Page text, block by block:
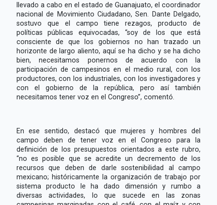
llevado a cabo en el estado de Guanajuato, el coordinador
nacional de Movimiento Ciudadano, Sen. Dante Delgado,
sostuvo que el campo tiene rezagos, producto de
políticas públicas equivocadas, “soy de los que está
consciente de que los gobiernos no han trazado un
horizonte de largo aliento, aquí se ha dicho y se ha dicho
bien, necesitamos ponernos de acuerdo con la
participación de campesinos en el medio rural, con los
productores, con los industriales, con los investigadores y
con el gobierno de la república, pero así también
necesitamos tener voz en el Congreso”, comentó.
En ese sentido, destacó que mujeres y hombres del
campo deben de tener voz en el Congreso para la
definición de los presupuestos orientados a este rubro,
“no es posible que se acredite un decremento de los
recursos que deben de darle sostenibilidad al campo
mexicano; históricamente la organización de trabajo por
sistema producto le ha dado dimensión y rumbo a
diversas actividades, lo que sucede en las zonas